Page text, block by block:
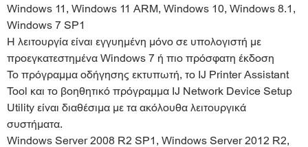
Windows 11, Windows 11 ARM, Windows 10, Windows 8.1,
Windows 7 SP1
Η λειτουργία είναι εγγυημένη μόνο σε υπολογιστή με
προεγκατεστημένα Windows 7 ή πιο πρόσφατη έκδοση
Το πρόγραμμα οδήγησης εκτυπωτή, το IJ Printer Assistant
Tool και το βοηθητικό πρόγραμμα IJ Network Device Setup
Utility είναι διαθέσιμα με τα ακόλουθα λειτουργικά
συστήματα.
Windows Server 2008 R2 SP1, Windows Server 2012 R2,